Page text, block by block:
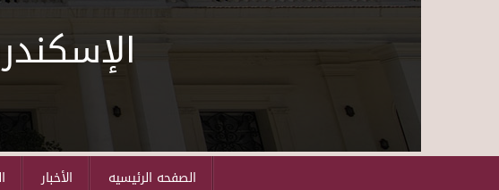
الأخبار الصفحه الرئيسيه